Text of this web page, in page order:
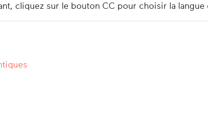
cliquez sur le bouton CC pour choisir la langue